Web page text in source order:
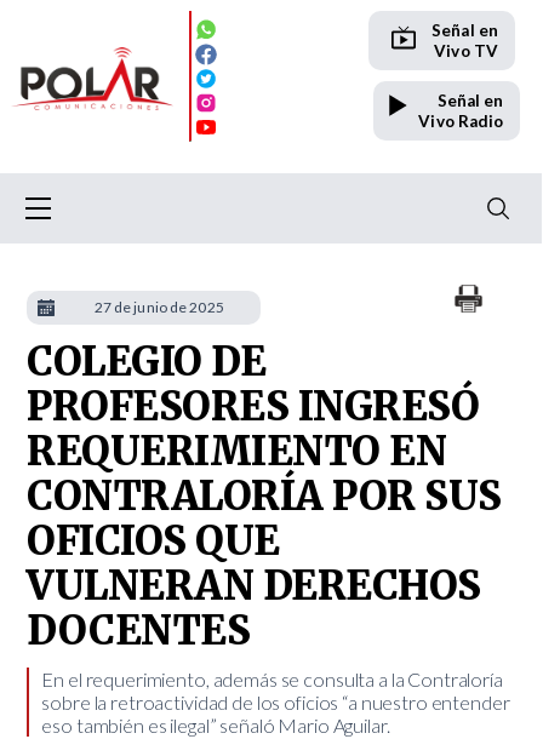
Señal en
Vivo TV
Señal en
Vivo Radio
COLEGIO DE
PROFESORES INGRESÓ
REQUERIMIENTO EN
CONTRALORÍA POR SUS
OFICIOS QUE
VULNERAN DERECHOS
DOCENTES
​En el requerimiento, además se consulta a la Contraloría
sobre la retroactividad de los oficios “a nuestro entender
eso también es ilegal” señaló Mario Aguilar.
27 de junio de 2025